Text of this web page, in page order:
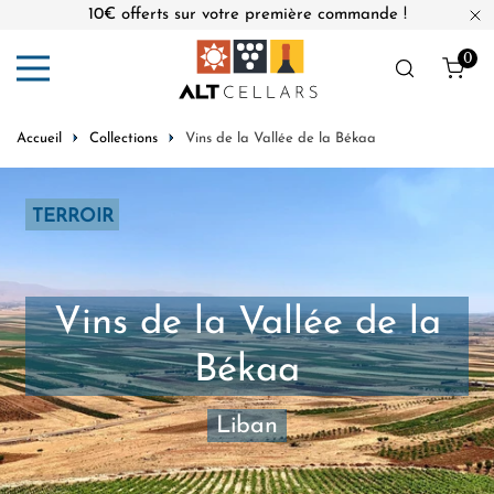
10€ offerts sur votre première commande !
0
Accueil Collections Vins de la Vallée de la Békaa
TERROIR
Vins de la Vallée de la
Békaa
Liban